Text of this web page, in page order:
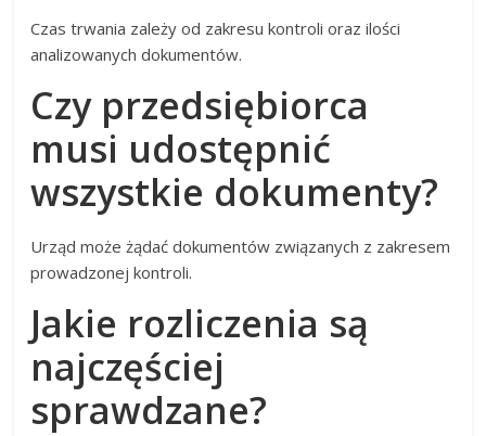
Czas trwania zależy od zakresu kontroli oraz ilości
analizowanych dokumentów.
Czy przedsiębiorca
musi udostępnić
wszystkie dokumenty?
Urząd może żądać dokumentów związanych z zakresem
prowadzonej kontroli.
Jakie rozliczenia są
najczęściej
sprawdzane?